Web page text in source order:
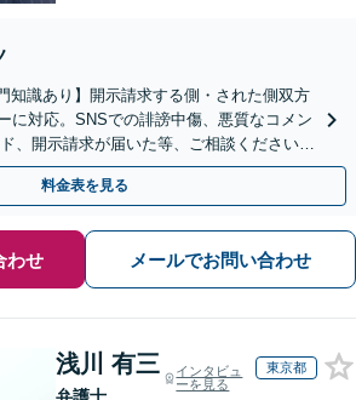
知識あり】開示請求する側・された側双方
に対応。SNSでの誹謗中傷、悪質なコメン
、開示請求が届いた等、ご相談ください
富】【千葉中央駅4分】
料金表を見る
わせ メールでお問い合わせ
浅川 有三
インタビュ
ーを見る
東京都